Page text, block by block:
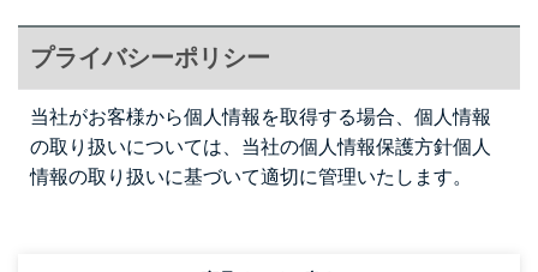
プライバシーポリシー
当社がお客様から個人情報を取得する場合、個人情報
の取り扱いについては、当社の個人情報保護方針個人
情報の取り扱いに基づいて適切に管理いたします。